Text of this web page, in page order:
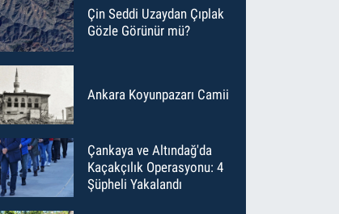
Çin Seddi Uzaydan Çıplak
Gözle Görünür mü?
Ankara Koyunpazarı Camii
Çankaya ve Altındağ'da
Kaçakçılık Operasyonu: 4
Şüpheli Yakalandı